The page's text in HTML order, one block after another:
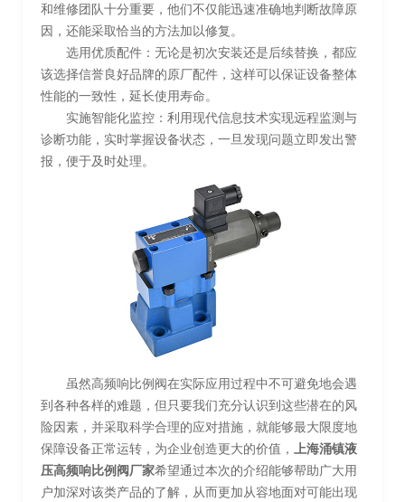
和维修团队十分重要，他们不仅能迅速准确地判断故障原
因，还能采取恰当的方法加以修复。
选用优质配件：无论是初次安装还是后续替换，都应
该选择信誉良好品牌的原厂配件，这样可以保证设备整体
性能的一致性，延长使用寿命。
实施智能化监控：利用现代信息技术实现远程监测与
诊断功能，实时掌握设备状态，一旦发现问题立即发出警
报，便于及时处理。
虽然高频响比例阀在实际应用过程中不可避免地会遇
到各种各样的难题，但只要我们充分认识到这些潜在的风
险因素，并采取科学合理的应对措施，就能够最大限度地
保障设备正常运转，为企业创造更大的价值，
上海涌镇液
压高频响比例阀厂家希望通过本次的介绍能够帮助广大用
户加深对该类产品的了解，从而更加从容地面对可能出现